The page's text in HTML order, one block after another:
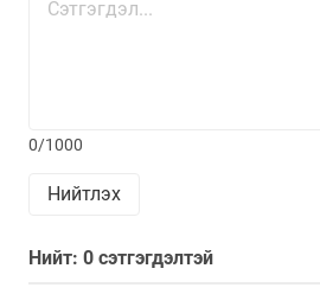
0/1000
Нийтлэх
Нийт: 0 сэтгэгдэлтэй